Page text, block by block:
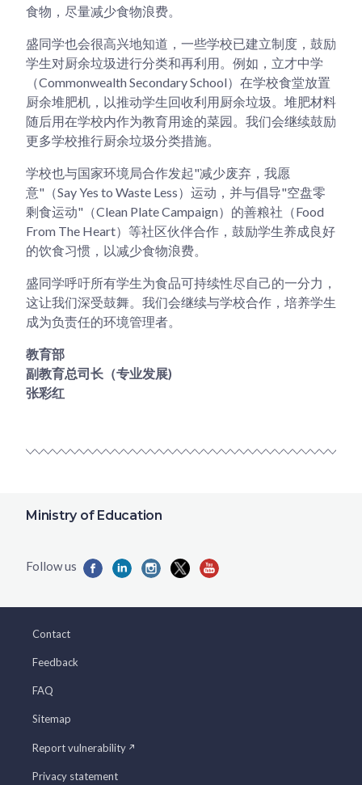
食物，尽量减少食物浪费。
盛同学也会很高兴地知道，一些学校已建立制度，鼓励
学生对厨余垃圾进行分类和再利用。例如，立才中学
（Commonwealth Secondary School）在学校食堂放置
厨余堆肥机，以推动学生回收利用厨余垃圾。堆肥材料
随后用在学校内作为教育用途的菜园。我们会继续鼓励
更多学校推行厨余垃圾分类措施。
学校也与国家环境局合作发起"减少废弃，我愿
意"（Say Yes to Waste Less）运动，并与倡导"空盘零
剩食运动"（Clean Plate Campaign）的善粮社（Food
From The Heart）等社区伙伴合作，鼓励学生养成良好
的饮食习惯，以减少食物浪费。
盛同学呼吁所有学生为食品可持续性尽自己的一分力，
这让我们深受鼓舞。我们会继续与学校合作，培养学生
成为负责任的环境管理者。
教育部
副教育总司长（专业发展)
张彩红
Ministry of Education
Contact
Feedback
FAQ
Sitemap
Report vulnerability
Privacy statement